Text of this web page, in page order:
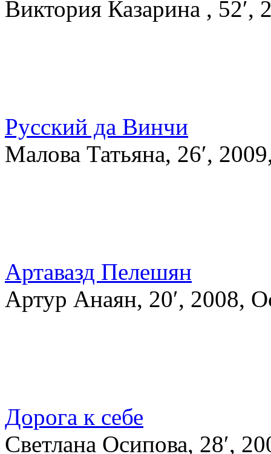
Виктория Казарина , 52′,
Русский да Винчи
Малова Татьяна, 26′,
Артавазд Пелешян
Артур Анаян, 20′, 2008,
Дорога к себе
Светлана Осипова, 28′,